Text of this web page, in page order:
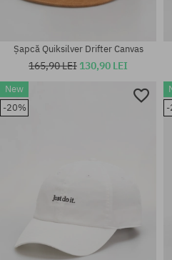
Șapcă Quiksilver Drifter Canvas
165,90 LEI 130,90 LEI
New
-20%
-